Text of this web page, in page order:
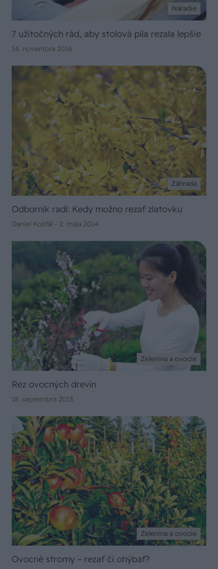
Náradie
7 užitočných rád, aby stolová píla rezala lepšie
14. novembra 2016
Záhrada
Odborník radí: Kedy možno rezať zlatovku
Daniel Košťál - 2. mája 2014
Zelenina a ovocie
Rez ovocných drevín
18. septembra 2013
Zelenina a ovocie
Ovocné stromy – rezať či ohýbať?